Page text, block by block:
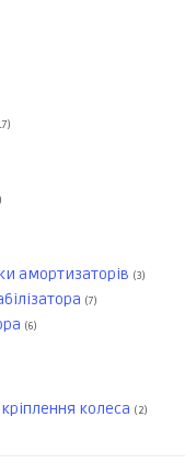
амортизаторів (3)
(7)
(6)
колеса (2)